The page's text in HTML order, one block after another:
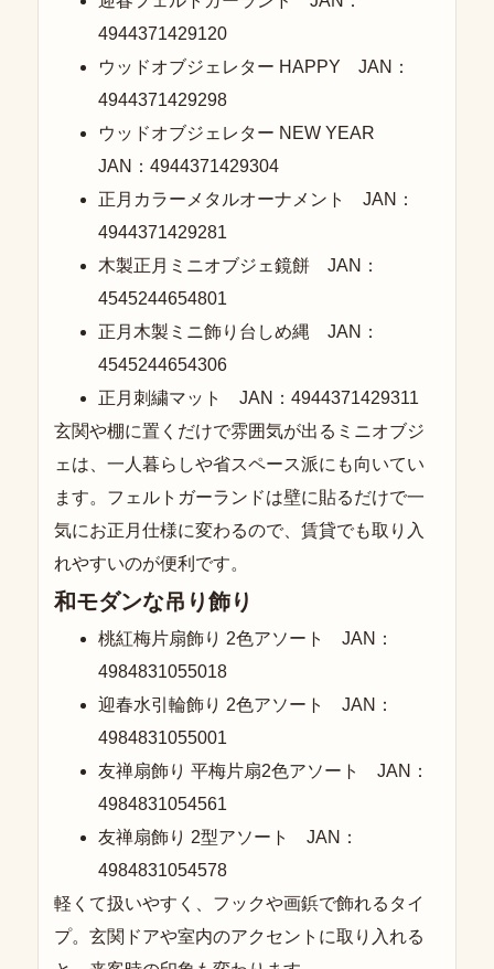
4944371429120
ウッドオブジェレター HAPPY JAN：
4944371429298
ウッドオブジェレター NEW YEAR
JAN：4944371429304
正月カラーメタルオーナメント JAN：
4944371429281
木製正月ミニオブジェ鏡餅 JAN：
4545244654801
正月木製ミニ飾り台しめ縄 JAN：
4545244654306
正月刺繍マット JAN：4944371429311
玄関や棚に置くだけで雰囲気が出るミニオブジ
ェは、一人暮らしや省スペース派にも向いてい
ます。フェルトガーランドは壁に貼るだけで一
気にお正月仕様に変わるので、賃貸でも取り入
れやすいのが便利です。
和モダンな吊り飾り
桃紅梅片扇飾り 2色アソート JAN：
4984831055018
迎春水引輪飾り 2色アソート JAN：
4984831055001
友禅扇飾り 平梅片扇2色アソート JAN：
4984831054561
友禅扇飾り 2型アソート JAN：
4984831054578
軽くて扱いやすく、フックや画鋲で飾れるタイ
プ。玄関ドアや室内のアクセントに取り入れる